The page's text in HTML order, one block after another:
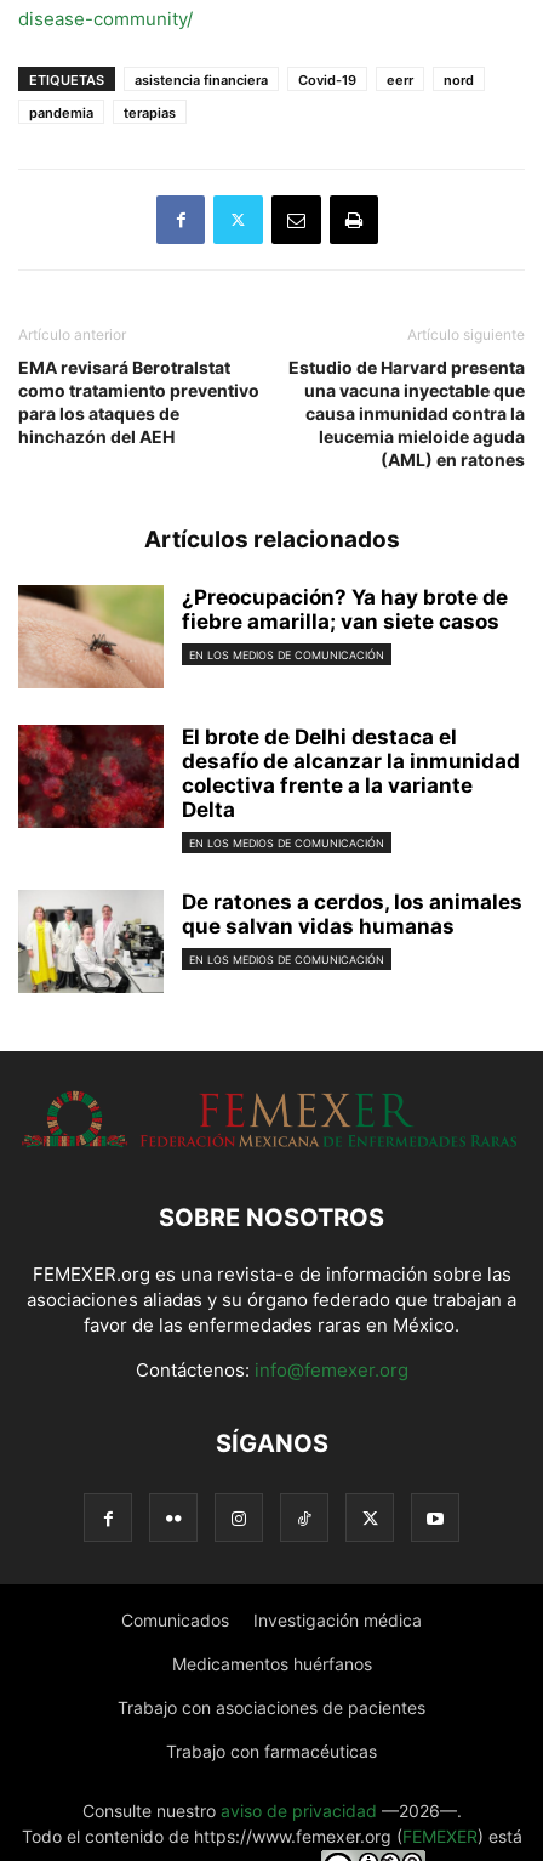
disease-community/
ETIQUETAS asistencia financiera Covid-19 eerr
nord
pandemia
terapias
Artículo anterior
EMA revisará Berotralstat
como tratamiento preventivo
para los ataques de
hinchazón del AEH
Artículo siguiente
Estudio de Harvard presenta
una vacuna inyectable que
causa inmunidad contra la
leucemia mieloide aguda
(AML) en ratones
Artículos relacionados
¿Preocupación? Ya hay brote de
fiebre amarilla; van siete casos
EN LOS MEDIOS DE COMUNICACIÓN
El brote de Delhi destaca el
desafío de alcanzar la inmunidad
colectiva frente a la variante
Delta
EN LOS MEDIOS DE COMUNICACIÓN
De ratones a cerdos, los animales
que salvan vidas humanas
EN LOS MEDIOS DE COMUNICACIÓN
SOBRE NOSOTROS
FEMEXER.org es una revista-e de información sobre las
asociaciones aliadas y su órgano federado que trabajan a
favor de las enfermedades raras en México.
Contáctenos: info@femexer.org
SÍGANOS
Comunicados Investigación médica
Medicamentos huérfanos
Trabajo con asociaciones de pacientes
Trabajo con farmacéuticas
Consulte nuestro aviso de privacidad —2026—.
Todo el contenido de https://www.femexer.org (FEMEXER) está